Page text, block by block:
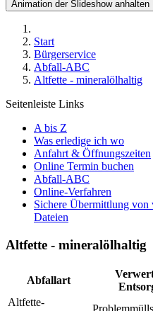
Animation der Slideshow anhalten
Start
Bürgerservice
Abfall-ABC
Altfette - mineralölhaltig
Seitenleiste Links
A bis Z
Was erledige ich wo
Anfahrt & Öffnungszeiten
Online Termin buchen
Abfall-ABC
Online-Verfahren
Sichere Übermittlung von
Dateien
Altfette - mineralölhaltig
Abfallart
Altfette-